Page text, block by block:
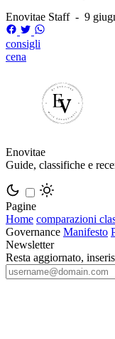
Enovitae Staff - 9
consigli
cena
Enovitae
Guide, classifiche e
Pagine
Home comparazioni
Governance Manifesto
Newsletter
Resta aggiornato,